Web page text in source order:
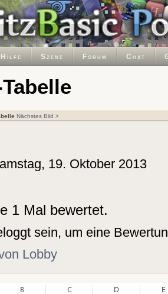
Hilfe Szene Forum Chat
Nächstes Bild >
19. Oktober 2013
1 Mal bewertet.
sein, um eine
Lobby